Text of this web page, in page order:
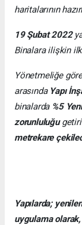
haritalarının
19 Şubat 2022
Binalara ilişkin ilk
Yönetmeliğe
arasında Yapı
binalarda%5
zorunluluğu
metrekare
Yapılarda;
uygulama